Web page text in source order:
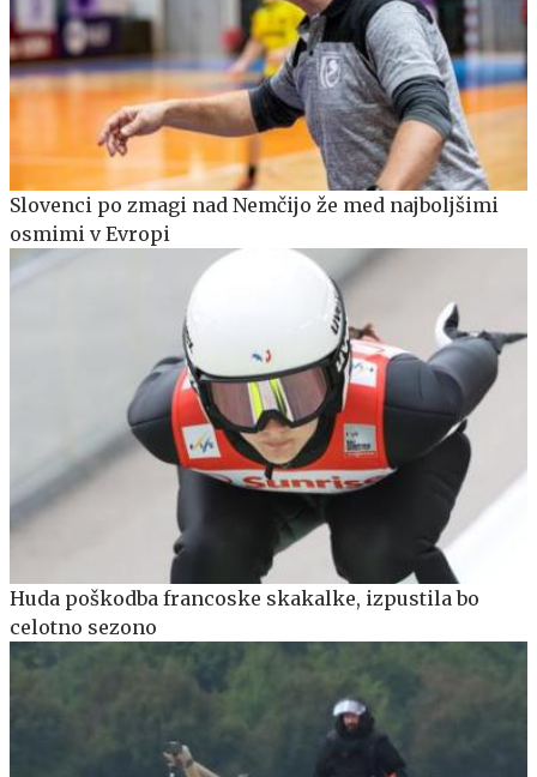
Slovenci po zmagi nad Nemčijo že med najboljšimi
osmimi v Evropi
Huda poškodba francoske skakalke, izpustila bo
celotno sezono